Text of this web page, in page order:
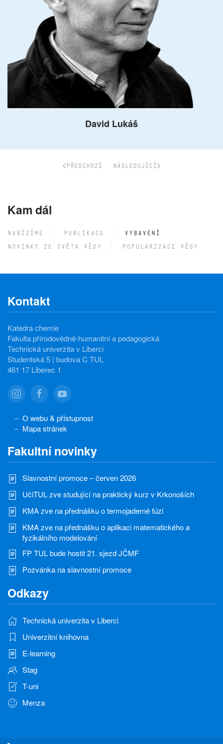
David Lukáš
PŘEDCHOZÍ NÁSLEDUJÍCÍ
Kam dál
NABÍZÍME PUBLIKACE
VYBAVENÍ
NOVINKY ZE SVĚTA VĚDY
POPULARIZACE VĚDY
Kontakt
Katedra chemie
Fakulta přírodovědně-humanitní a pedagogická
Technická univerzita v Liberci
Studentská 5 | budova C TUL
461 17 Liberec 1
O webu & přístupnost
Mapa stránek
Fakultní novinky
Slavnostní promoce – červen 2026
UčiTUL zve studující na praktický kurz v Krkonoších
KMA zve na přednášku o termojaderné fúzi
KMA zve na přednášku o aplikaci matematického a
fyzikálního modelování
FP TUL bude hostit 21. sjezd JČMF
Pozvánka na slavnostní promoce
Odkazy
Technická univerzita v Liberci
Univerzitní knihovna
E-learning
Stag
T-uni
Menza